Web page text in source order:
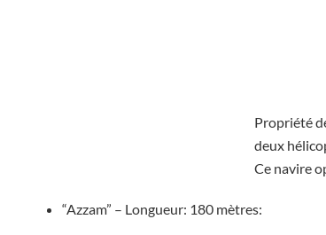
Propriété
deux
Ce navire
“Azzam” – Longueur: 180 mètres: